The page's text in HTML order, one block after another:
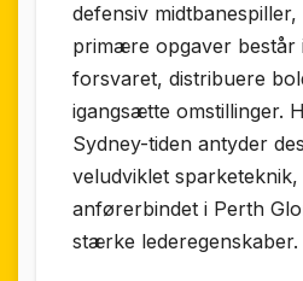
defensiv
primære opgaver består
forsvaret, distribuere
igangsætte omstillinger.
Sydney-tiden antyder
veludviklet sparketeknik,
anførerbindet i Perth
stærke lederegenskaber.